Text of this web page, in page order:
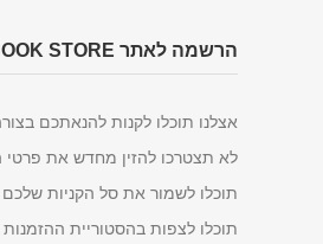
הרשמה לאתר THE COOK STORE
אצלנו תוכלו לקנות להנאתכם
לא תצטרכו להזין מחדש את פרטי
תוכלו לשמור את סל הקניות
תוכלו לצפות בהסטוריית